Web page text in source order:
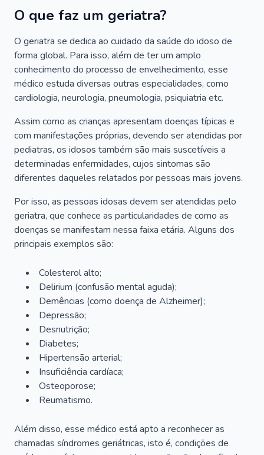
O que faz um geriatra?
O geriatra se dedica ao cuidado da saúde do idoso de
forma global. Para isso, além de ter um amplo
conhecimento do processo de envelhecimento, esse
médico estuda diversas outras especialidades, como
cardiologia, neurologia, pneumologia, psiquiatria etc.
Assim como as crianças apresentam doenças típicas e
com manifestações próprias, devendo ser atendidas por
pediatras, os idosos também são mais suscetíveis a
determinadas enfermidades, cujos sintomas são
diferentes daqueles relatados por pessoas mais jovens.
Por isso, as pessoas idosas devem ser atendidas pelo
geriatra, que conhece as particularidades de como as
doenças se manifestam nessa faixa etária. Alguns dos
principais exemplos são:
Colesterol alto;
Delirium (confusão mental aguda);
Demências (como doença de Alzheimer);
Depressão;
Desnutrição;
Diabetes;
Hipertensão arterial;
Insuficiência cardíaca;
Osteoporose;
Reumatismo.
Além disso, esse médico está apto a reconhecer as
chamadas síndromes geriátricas, isto é, condições de